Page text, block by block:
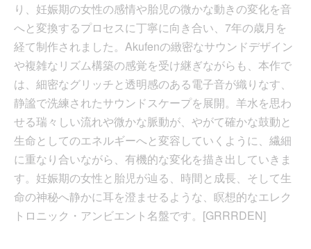
り、妊娠期の女性の感情や胎児の微かな動きの変化を音
へと変換するプロセスに丁寧に向き合い、7年の歳月を
経て制作されました。Akufenの緻密なサウンドデザイン
や複雑なリズム構築の感覚を受け継ぎながらも、本作で
は、細密なグリッチと透明感のある電子音が織りなす、
静謐で洗練されたサウンドスケープを展開。羊水を思わ
せる瑞々しい流れや微かな脈動が、やがて確かな鼓動と
生命としてのエネルギーへと変容していくように、繊細
に重なり合いながら、有機的な変化を描き出していきま
す。妊娠期の女性と胎児が辿る、時間と成長、そして生
命の神秘へ静かに耳を澄ませるような、瞑想的なエレク
トロニック・アンビエント名盤です。[GRRRDEN]